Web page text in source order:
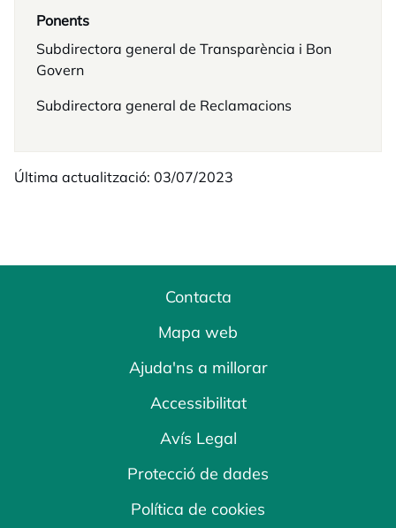
Ponents
Subdirectora general de Transparència i Bon
Govern
Subdirectora general de Reclamacions
Última actualització: 03/07/2023
Contacta
Mapa web
Ajuda'ns a millorar
Accessibilitat
Avís Legal
Protecció de dades
Política de cookies